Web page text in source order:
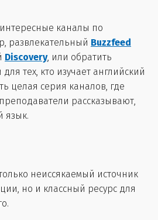
каналы по
развлекательный Buzzfeed
Discovery, или обратить
тех, кто изучает английский
целая серия каналов, где
рассказывают,
язык.
неиссякаемый источник
но и классный ресурс для